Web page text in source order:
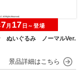
ぬいぐるみ ノーマルVer.
7月 17 日～登場